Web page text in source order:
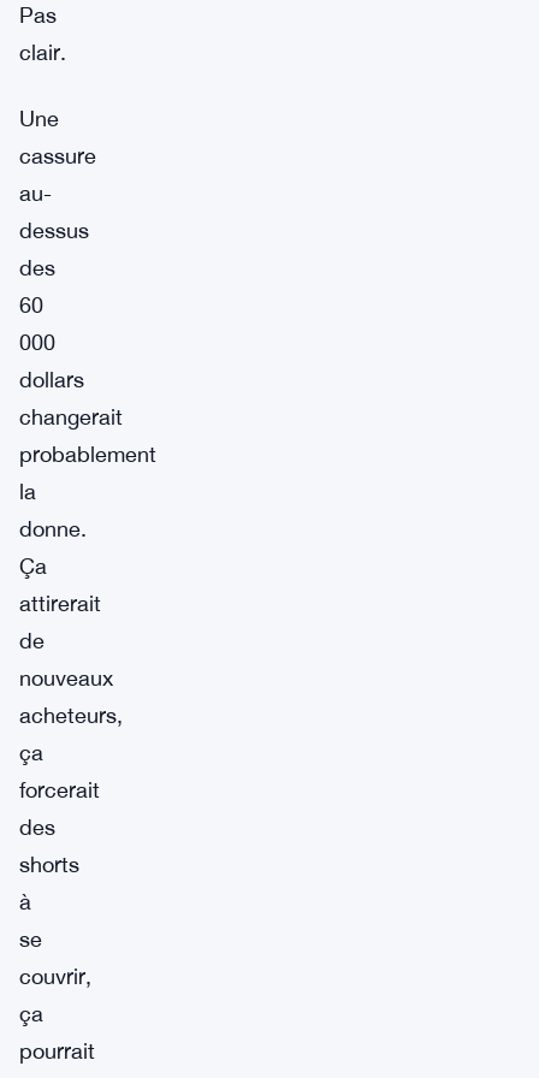
Pas
clair.
Une
cassure
au-
dessus
des
60
000
dollars
changerait
probablement
la
donne.
Ça
attirerait
de
nouveaux
acheteurs,
ça
forcerait
des
shorts
à
se
couvrir,
ça
pourrait